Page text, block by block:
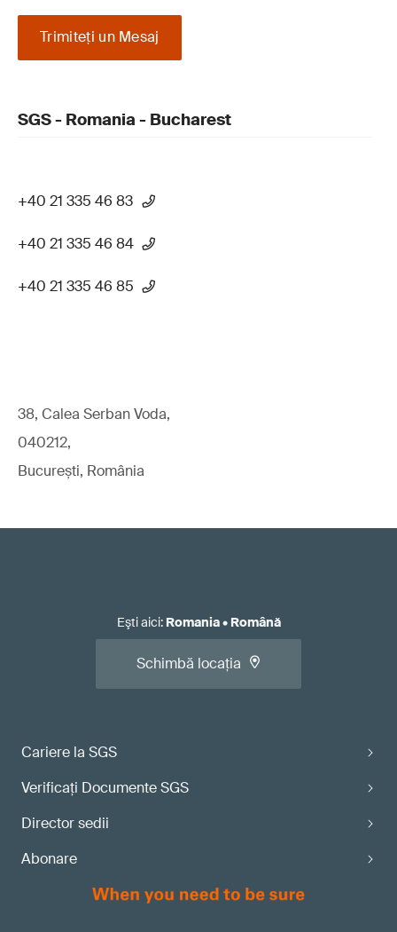
Trimiteţi un Mesaj
SGS - Romania - Bucharest
+40 21 335 46 83
+40 21 335 46 84
+40 21 335 46 85
38, Calea Serban Voda,
040212,
București, România
Cariere la SGS
Verificaţi Documente SGS
Director sedii
Abonare
Eşti aici: Romania• Română
Schimbă locația